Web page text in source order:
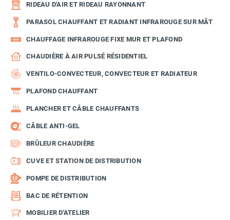
RIDEAU D'AIR ET RIDEAU RAYONNANT
PARASOL CHAUFFANT ET RADIANT INFRAROUGE SUR MÂT
CHAUFFAGE INFRAROUGE FIXE MUR ET PLAFOND
CHAUDIÈRE À AIR PULSÉ RÉSIDENTIEL
VENTILO-CONVECTEUR, CONVECTEUR ET RADIATEUR
PLAFOND CHAUFFANT
PLANCHER ET CÂBLE CHAUFFANTS
CÂBLE ANTI-GEL
BRÛLEUR CHAUDIÈRE
CUVE ET STATION DE DISTRIBUTION
POMPE DE DISTRIBUTION
BAC DE RÉTENTION
MOBILIER D'ATELIER